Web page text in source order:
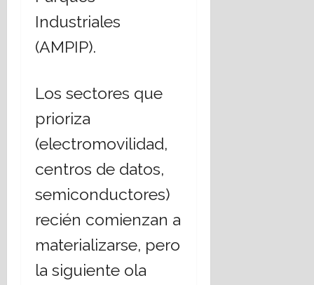
Industriales
(AMPIP).
Los sectores que
prioriza
(electromovilidad,
centros de datos,
semiconductores)
recién comienzan a
materializarse, pero
la siguiente ola